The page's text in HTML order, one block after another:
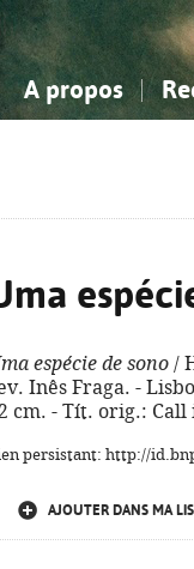
A propos
espécie de sono /
Inês Fraga. -
cm. - Tít. orig.: Call
persistant: http://
AJOUTER DANS MA